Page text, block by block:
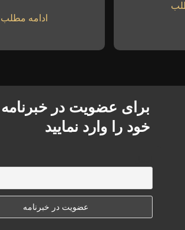
ادامه مطلب
برای عضویت در خبرنامه
خود را وارد نمایید